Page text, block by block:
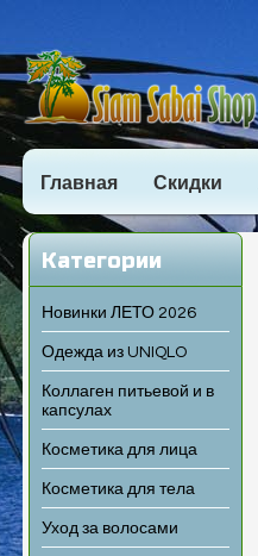
Главная Скидки
Категории
Новинки ЛЕТО 2026
Одежда из UNIQLO
Коллаген питьевой и в
капсулах
Косметика для лица
Косметика для тела
Уход за волосами